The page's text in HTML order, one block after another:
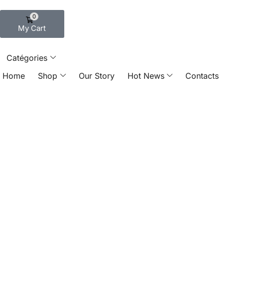
0
My Cart
Catégories
Home
Shop Our Story Hot News Contacts